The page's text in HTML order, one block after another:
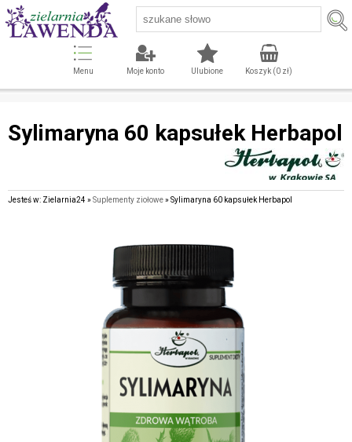
Menu Moje konto Ulubione Koszyk (0zł)
Sylimaryna 60 kapsułek Herbapol
Jesteś w: Zielarnia24 »Suplementy ziołowe» Sylimaryna 60 kapsułek Herbapol